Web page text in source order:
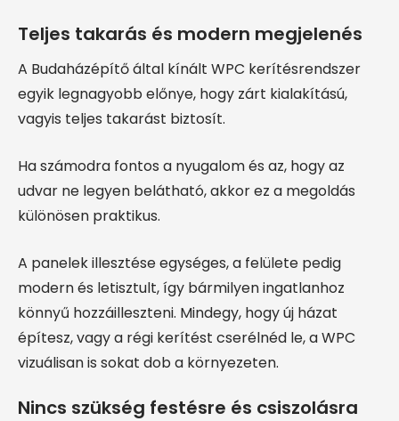
Teljes takarás és modern megjelenés
A Budaházépítő által kínált WPC kerítésrendszer
egyik legnagyobb előnye, hogy zárt kialakítású,
vagyis teljes takarást biztosít.
Ha számodra fontos a nyugalom és az, hogy az
udvar ne legyen belátható, akkor ez a megoldás
különösen praktikus.
A panelek illesztése egységes, a felülete pedig
modern és letisztult, így bármilyen ingatlanhoz
könnyű hozzáilleszteni. Mindegy, hogy új házat
építesz, vagy a régi kerítést cserélnéd le, a WPC
vizuálisan is sokat dob a környezeten.
Nincs szükség festésre és csiszolásra